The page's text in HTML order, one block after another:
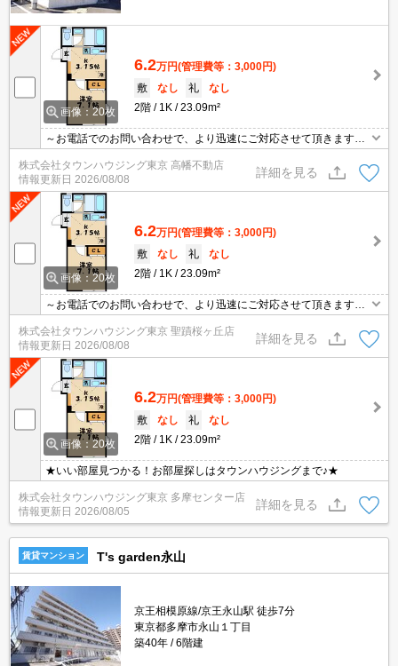
画像：20枚
6.2万円(管理費等：3,000円)
敷
なし 礼
なし
2階
1K 23.09m²
～お電話でのお問い合わせで、より迅速にご対応させて頂きます～
地域密着タウンハウジングまで～
株式会社タウンハウジング東京 高幡不動店
情報更新日 2026/08/08
詳細を見る
画像：20枚
6.2万円(管理費等：3,000円)
敷
なし 礼
なし
2階
1K 23.09m²
～お電話でのお問い合わせで、より迅速にご対応させて頂きます～
地域密着タウンハウジングまで～
株式会社タウンハウジング東京 聖蹟桜ヶ丘店
情報更新日 2026/08/08
詳細を見る
画像：20枚
6.2万円(管理費等：3,000円)
敷
なし 礼
なし
2階
1K 23.09m²
★いい部屋見つかる！お部屋探しはタウンハウジングまで♪★
株式会社タウンハウジング東京 多摩センター店
情報更新日 2026/08/05
詳細を見る
賃貸マンション T's garden永山
京王相模原線/京王永山駅 徒歩7分
東京都多摩市永山１丁目
築40年
6階建